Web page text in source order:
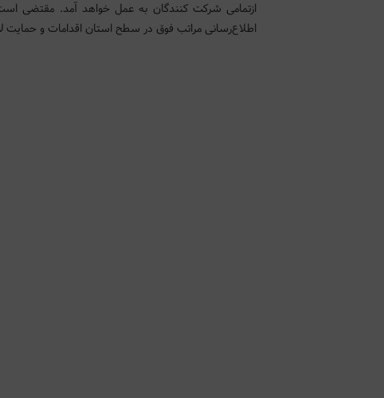
ازتمامی شرکت کنندگان به عمل خواهد آمد. مقتضی
اطلاع‌رسانی مراتب فوق در سطح استان اقدامات و حمایت لازم را انجام